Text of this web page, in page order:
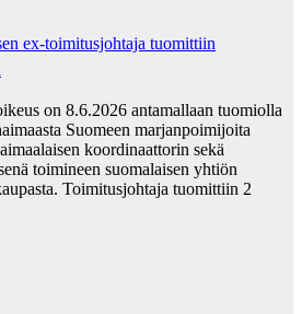
ex-toimitusjohtaja tuomittiin
on 8.6.2026 antamallaan tuomiolla
Suomeen marjanpoimijoita
koordinaattorin sekä
toimineen suomalaisen yhtiön
Toimitusjohtaja tuomittiin 2